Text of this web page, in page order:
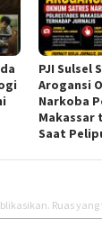
PJI Sulsel
Arogansi
Narkoba
Makassar
Saat
Ruas